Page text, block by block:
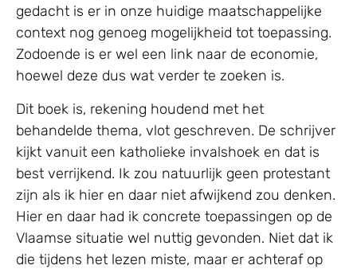
gedacht is er in onze huidige maatschappelijke
context nog genoeg mogelijkheid tot toepassing.
Zodoende is er wel een link naar de economie,
hoewel deze dus wat verder te zoeken is.
Dit boek is, rekening houdend met het
behandelde thema, vlot geschreven. De schrijver
kijkt vanuit een katholieke invalshoek en dat is
best verrijkend. Ik zou natuurlijk geen protestant
zijn als ik hier en daar niet afwijkend zou denken.
Hier en daar had ik concrete toepassingen op de
Vlaamse situatie wel nuttig gevonden. Niet dat ik
die tijdens het lezen miste, maar er achteraf op